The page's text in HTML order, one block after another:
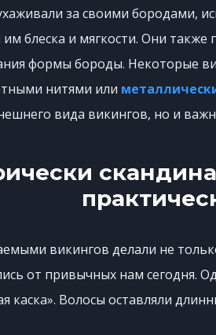
за своими бородами,
блеска и мягкости. Они также
формы бороды. Некоторые
нитями или
вида викингов, но и
викингов делали не
от привычных нам сегодня.
каска». Волосы оставляли